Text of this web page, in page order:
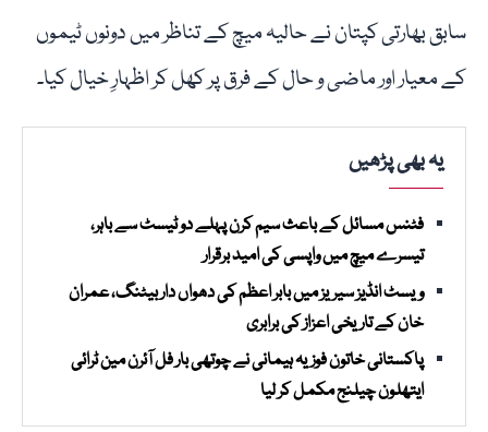
سابق بھارتی کپتان نے حالیہ میچ کے تناظر میں دونوں ٹیموں
کے معیار اور ماضی و حال کے فرق پر کھل کر اظہارِ خیال کیا۔
یہ بھی پڑھیں
فٹنس مسائل کے باعث سیم کرن پہلے دو ٹیسٹ سے باہر،
تیسرے میچ میں واپسی کی امید برقرار
ویسٹ انڈیز سیریز میں بابر اعظم کی دھواں دار بیٹنگ، عمران
خان کے تاریخی اعزاز کی برابری
پاکستانی خاتون فوزیہ ہیمانی نے چوتھی بار فل آئرن مین ٹرائی
ایتھلون چیلنج مکمل کر لیا